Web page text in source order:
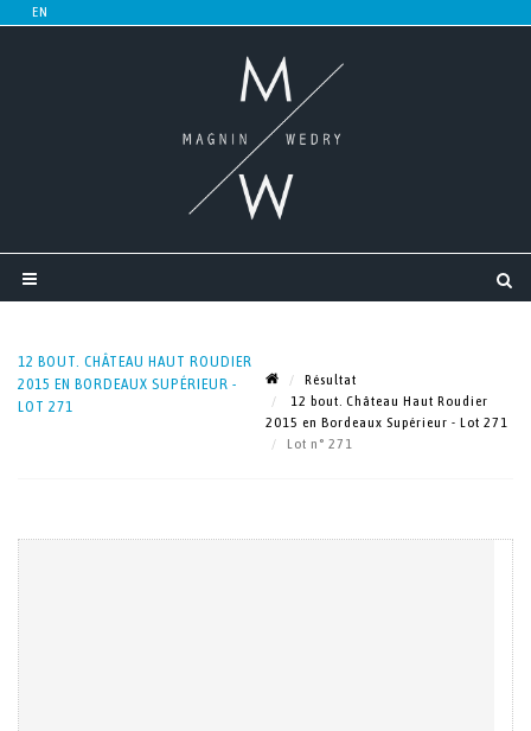
12 BOUT. CHÂTEAU HAUT ROUDIER
2015 EN BORDEAUX SUPÉRIEUR -
LOT 271
Résultat
12 bout. Château Haut Roudier
2015 en Bordeaux Supérieur - Lot 271
Lot n° 271